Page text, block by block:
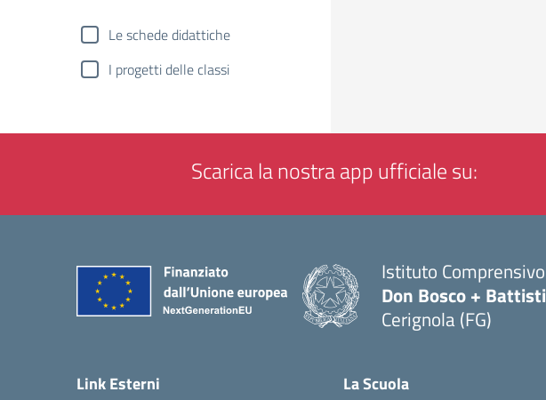
Le schede didattiche
I progetti delle classi
Scarica la nostra app ufficiale su:
Istituto Comprensivo
Don Bosco + Battisti
Cerignola (FG)
Link Esterni La Scuola